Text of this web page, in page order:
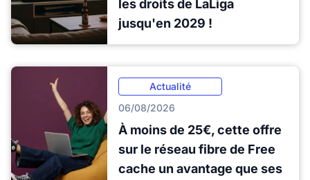
les droits de LaLiga
jusqu'en 2029 !
Actualité
06/08/2026
À moins de 25€, cette offre
sur le réseau fibre de Free
cache un avantage que ses